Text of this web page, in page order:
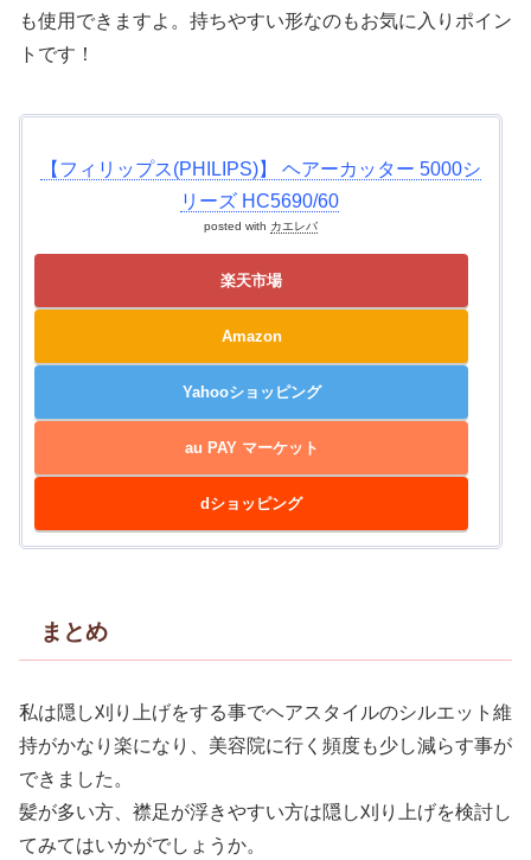
も使用できますよ。持ちやすい形なのもお気に入りポイン
トです！
【フィリップス(PHILIPS)】 ヘアーカッター 5000シ
リーズ HC5690/60
posted with カエレバ
楽天市場
Amazon
Yahooショッピング
au PAY マーケット
dショッピング
まとめ
私は隠し刈り上げをする事でヘアスタイルのシルエット維
持がかなり楽になり、美容院に行く頻度も少し減らす事が
できました。
髪が多い方、襟足が浮きやすい方は隠し刈り上げを検討し
てみてはいかがでしょうか。